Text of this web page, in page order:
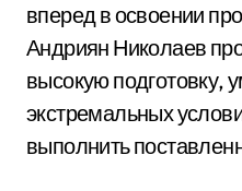
вперед в освоении
Андриян Николаев
высокую подготовку,
экстремальных
выполнить